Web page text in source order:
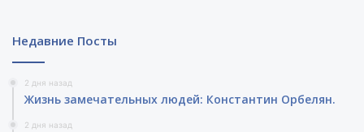
Недавние Посты
2 дня назад
Жизнь замечательных людей: Константин Орбелян.
2 дня назад